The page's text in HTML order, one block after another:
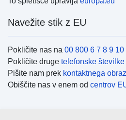
Navežite stik z EU
Pokličite nas na 00 800 6 7 8 9 10
Pokličite druge telefonske številke
Pišite nam prek kontaktnega
Obiščite nas v enem od centrov